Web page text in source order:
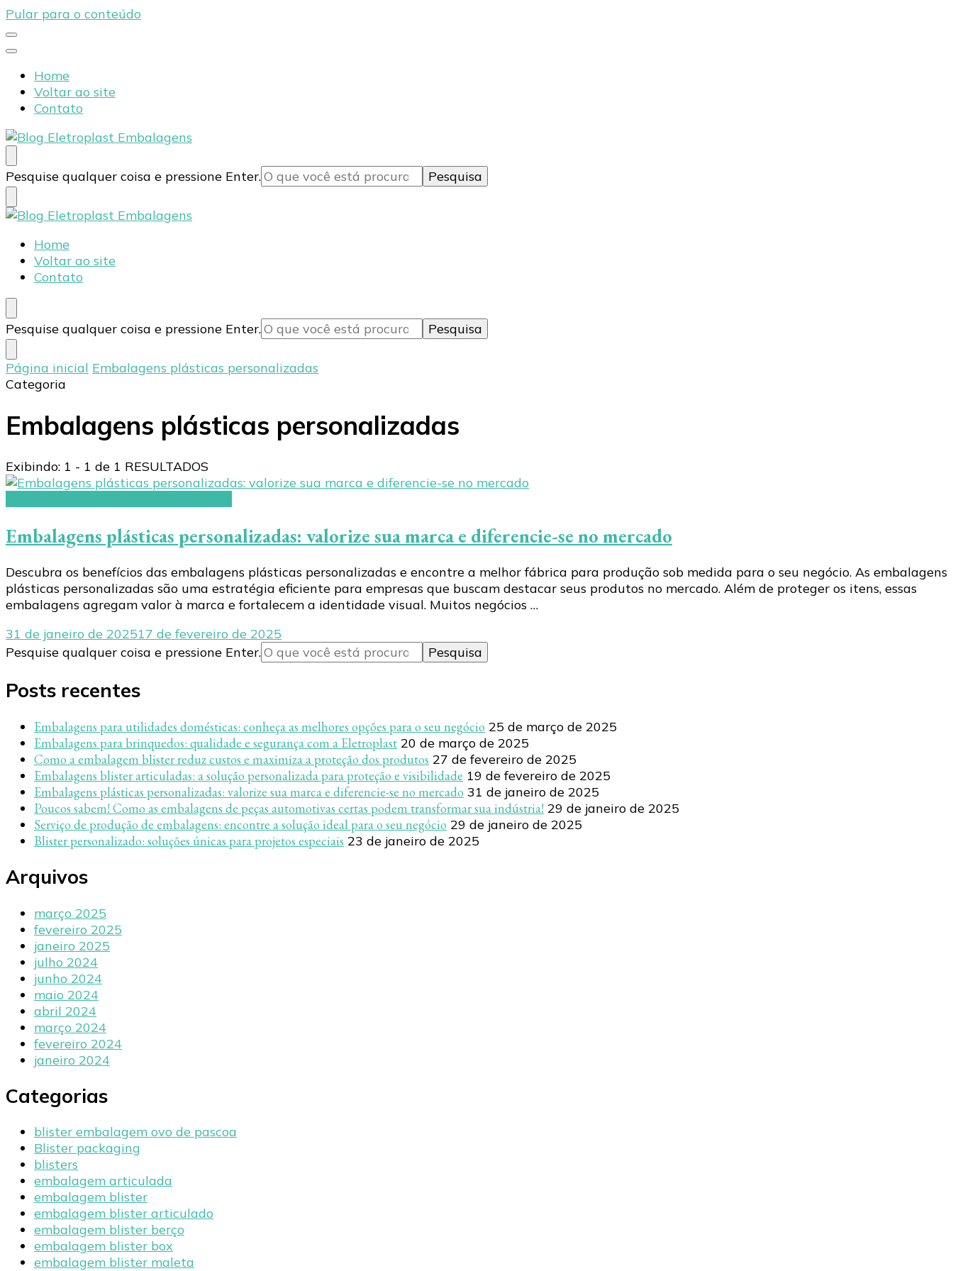
Pular para o conteúdo
Home
Voltar ao site
Contato
Blog Eletroplast Embalagens
Especialistas em Embalagens Plásticas
Procurando
algo?
Pesquise qualquer coisa e pressione Enter.
Blog Eletroplast Embalagens
Especialistas em Embalagens Plásticas
Home
Voltar ao site
Contato
Procurando
algo?
Pesquise qualquer coisa e pressione Enter.
Página inicial Embalagens plásticas personalizadas
Categoria
Embalagens plásticas personalizadas
Exibindo: 1 - 1 de 1 RESULTADOS
Embalagens plásticas personalizadas: valorize sua marca e diferencie-se no mercado
Descubra os benefícios das embalagens plásticas personalizadas e encontre a melhor fábrica para produção sob medida para o seu negócio. As embalagens
plásticas personalizadas são uma estratégia eficiente para empresas que buscam destacar seus produtos no mercado. Além de proteger os itens, essas
embalagens agregam valor à marca e fortalecem a identidade visual. Muitos negócios …
31 de janeiro de 202517 de fevereiro de 2025
Procurando
Pesquise qualquer coisa e pressione Enter.
Posts recentes
Embalagens para utilidades domésticas: conheça as melhores opções para o seu negócio 25 de março de 2025
Embalagens para brinquedos: qualidade e segurança com a Eletroplast 20 de março de 2025
Como a embalagem blister reduz custos e maximiza a proteção dos produtos 27 de fevereiro de 2025
Embalagens blister articuladas: a solução personalizada para proteção e visibilidade 19 de fevereiro de 2025
Embalagens plásticas personalizadas: valorize sua marca e diferencie-se no mercado 31 de janeiro de 2025
Poucos sabem! Como as embalagens de peças automotivas certas podem transformar sua indústria! 29 de janeiro de 2025
Serviço de produção de embalagens: encontre a solução ideal para o seu negócio 29 de janeiro de 2025
Blister personalizado: soluções únicas para projetos especiais 23 de janeiro de 2025
Arquivos
março 2025
fevereiro 2025
janeiro 2025
julho 2024
junho 2024
maio 2024
abril 2024
março 2024
fevereiro 2024
janeiro 2024
Categorias
blister embalagem ovo de pascoa
Blister packaging
blisters
embalagem articulada
embalagem blister
embalagem blister articulado
embalagem blister berço
embalagem blister box
embalagem blister maleta